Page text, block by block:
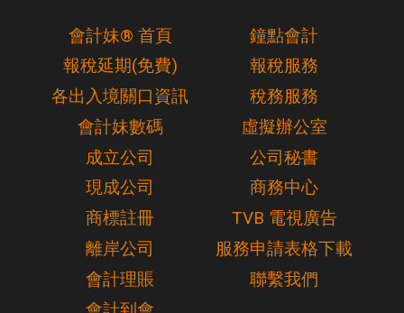
會計妹® 首頁
報稅延期(免費)
各出入境關口資訊
會計妹數碼
成立公司
現成公司
商標註冊
離岸公司
會計理賬
鐘點會計
報稅服務
稅務服務
虛擬辦公室
公司秘書
商務中心
TVB 電視廣告
服務申請表格下載
聯繫我們